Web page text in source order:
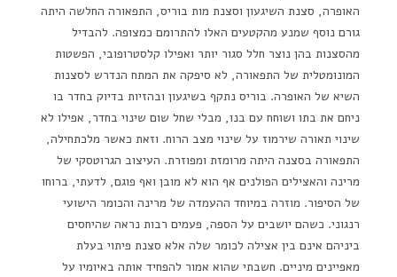
האופרה, סצנת השיגעון וסצנת מות בוריס, התפאורה החלשה היתה
גורם נוסף שמנע מהקטעים האלו להתרומם כמצופה. להבדיל
מהסצנות בהן נוצר חלל סגור יותר ואפילו קלסטרופובי, הפשטות
המונומטלית של התפאורה, לא סיפקה את המתח הנדרש לסצנות
השיא של האופרה. בוריס נתקף בשיגעון ובהזיות בדיוק בחדר בו
ניחם את בתו ושוחח עם בנו, מבלי שחל שום שינוי בחדר, אפילו לא
שינוי תאורה שירמוז על שינוי מצב הרוח. וזאת כאשר מלכתחילה,
התפאורה בסצנה היתה מרומזת ומפוזרת. העיצוב הגרוטסקי של
מרינה והאצילים הפולנים אף הוא לא מובן ואף פוגם, לדעתי, ברוחו
של הסיפור. מוזרה במיוחד ההעמדה של מרינה והכומר הישועי
רנגוני. כשהם יושבים על הספה, פעמים רבות נראה שהיחסים
ביניהם אינם בין אצילה לכומר שלה אלא סצנת פיתוי בעלת
מאפיינים מיניים. חשבתי שהוא אמור להפחיד אותה באיומיו על